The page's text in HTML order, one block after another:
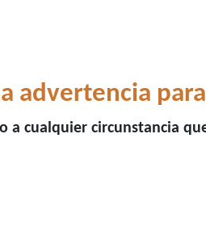
advertencia
a cualquier circunstancia